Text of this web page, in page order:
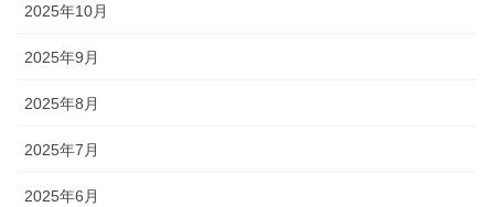
2025年10月
2025年9月
2025年8月
2025年7月
2025年6月